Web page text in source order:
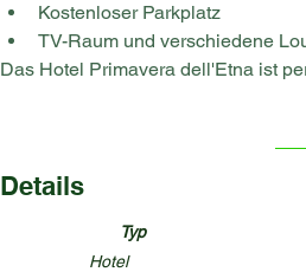
Kostenloser Parkplatz
TV-Raum und verschiedene
Das Hotel Primavera dell'Etna ist
Details
Typ
Hotel